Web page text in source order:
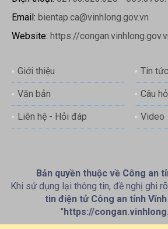
Email: bientap.ca@vinhlong.gov.vn
Website: https://
Giới thiệu Tin tức
Văn bản Câu
Liên hệ - Hỏi đáp Video
Bản quyền thuộc về Công an
Khi sử dụng lại thông tin, đề nghị ghi
tin điện tử Công an tỉnh
"https://